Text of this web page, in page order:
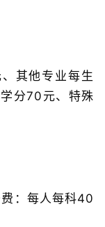
其他专业每生
分70元、特殊
：每人每科40